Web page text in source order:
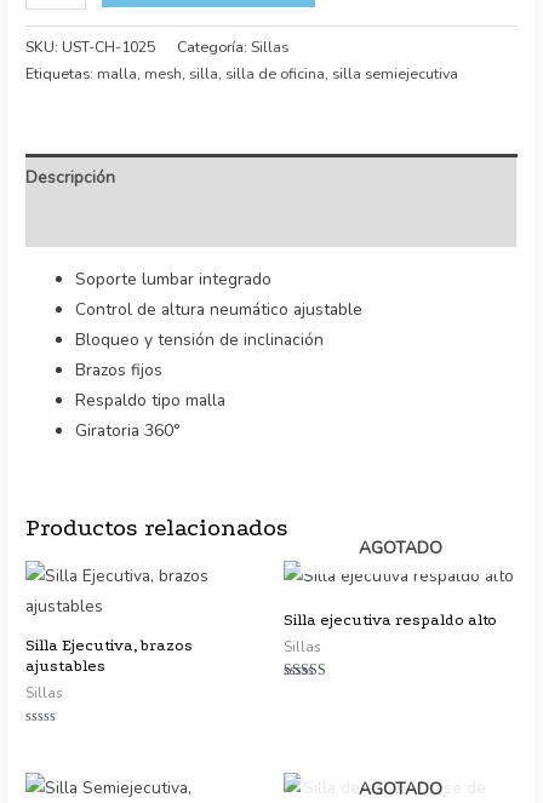
SKU: UST-CH-1025 Categoría:Sillas
Etiquetas: malla, mesh, silla, silla de oficina, silla semiejecutiva
Descripción
Soporte lumbar integrado
Control de altura neumático ajustable
Bloqueo y tensión de inclinación
Brazos fijos
Respaldo tipo malla
Giratoria 360°
Productos relacionados
Silla Ejecutiva, brazos
ajustables
Sillas
de
5
AGOTADO
Silla ejecutiva respaldo alto
Sillas
AGOTADO